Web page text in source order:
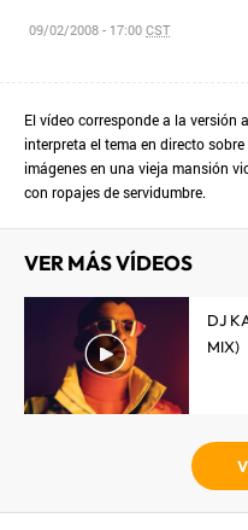
09/02/2008 - 17:00CST
El vídeo corresponde a la versión
interpreta el tema en directo
imágenes en una vieja mansión
con ropajes de servidumbre.
VER MÁS VÍDEOS
DJ
MIX)